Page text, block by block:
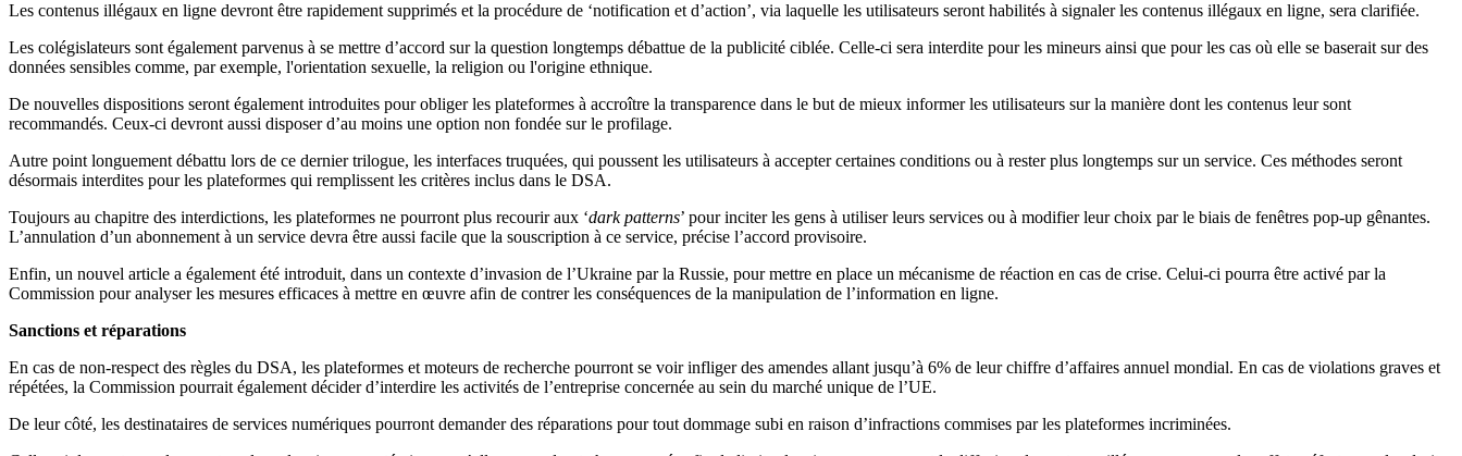
Les contenus illégaux en ligne devront être rapidement supprimés et la procédure de ‘notification et d’action’, via laquelle les utilisateurs seront habilités à signaler les contenus illégaux en ligne, sera clarifiée.
Les colégislateurs sont également parvenus à se mettre d’accord sur la question longtemps débattue de la publicité ciblée. Celle-ci sera interdite pour les mineurs ainsi que pour les cas où elle se baserait sur des
données sensibles comme, par exemple, l'orientation sexuelle, la religion ou l'origine ethnique.
De nouvelles dispositions seront également introduites pour obliger les plateformes à accroître la transparence dans le but de mieux informer les utilisateurs sur la manière dont les contenus leur sont
recommandés. Ceux-ci devront aussi disposer d’au moins une option non fondée sur le profilage.
Autre point longuement débattu lors de ce dernier trilogue, les interfaces truquées, qui poussent les utilisateurs à accepter certaines conditions ou à rester plus longtemps sur un service. Ces méthodes seront
désormais interdites pour les plateformes qui remplissent les critères inclus dans le DSA.
Toujours au chapitre des interdictions, les plateformes ne pourront plus recourir aux ‘dark patterns’ pour inciter les gens à utiliser leurs services ou à modifier leur choix par le biais de fenêtres pop-up gênantes.
L’annulation d’un abonnement à un service devra être aussi facile que la souscription à ce service, précise l’accord provisoire.
Enfin, un nouvel article a également été introduit, dans un contexte d’invasion de l’Ukraine par la Russie, pour mettre en place un mécanisme de réaction en cas de crise. Celui-ci pourra être activé par la
Commission pour analyser les mesures efficaces à mettre en œuvre afin de contrer les conséquences de la manipulation de l’information en ligne.
Sanctions et réparations
En cas de non-respect des règles du DSA, les plateformes et moteurs de recherche pourront se voir infliger des amendes allant jusqu’à 6% de leur chiffre d’affaires annuel mondial. En cas de violations graves et
répétées, la Commission pourrait également décider d’interdire les activités de l’entreprise concernée au sein du marché unique de l’UE.
De leur côté, les destinataires de services numériques pourront demander des réparations pour tout dommage subi en raison d’infractions commises par les plateformes incriminées.